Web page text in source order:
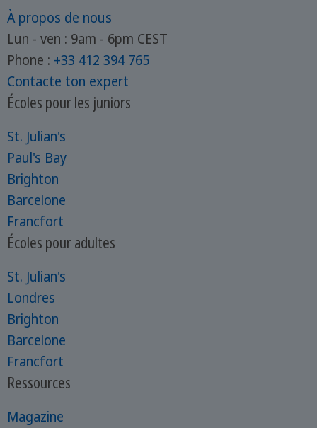
À propos de nous
Lun - ven : 9am - 6pm CEST
Phone : +33 412 394 765
Contacte ton expert
Écoles pour les juniors
St. Julian's
Paul's Bay
Brighton
Barcelone
Francfort
Écoles pour adultes
St. Julian's
Londres
Brighton
Barcelone
Francfort
Ressources
Magazine